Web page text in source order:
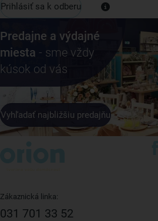
Prihlásiť sa k odberu
Predajne a výdajné
miesta - sme vždy
kúsok od vás
Vyhľadať najbližšiu predajňu
Zákaznická linka:
031 701 33 52